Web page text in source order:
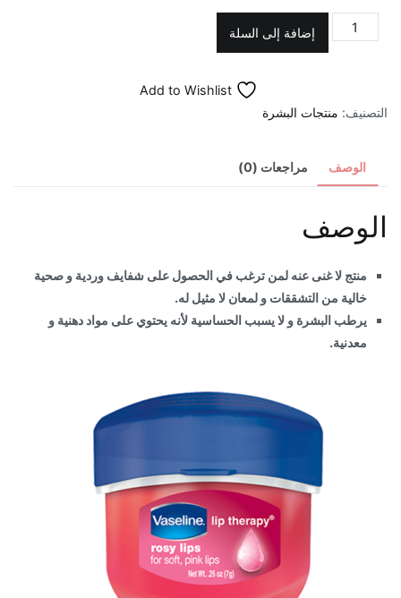
كمية
مرطب
من
إضافة إلى السلة
Add to Wishlist
التصنيف: منتجات البشرة
الوصف مراجعات (0)
الوصف
منتج لا غنى عنه لمن ترغب في الحصول على شفايف وردية و صحية
خالية من التشققات و لمعان لا مثيل له.
يرطب البشرة و لا يسبب الحساسية لأنه يحتوي على مواد دهنية و
معدنية.